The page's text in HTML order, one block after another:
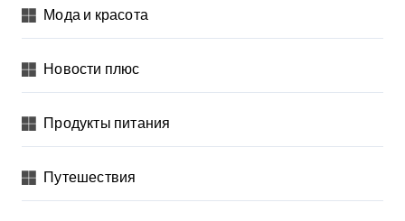
Мода и красота
Новости плюс
Продукты питания
Путешествия